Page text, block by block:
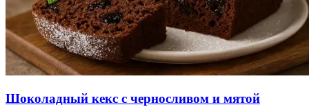
Шоколадный кекс с черносливом и мятой